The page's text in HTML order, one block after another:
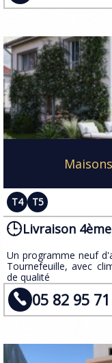
T4 T5
Livraison
​Un programme neuf
Tournefeuille, avec
de qualité
05 82 95